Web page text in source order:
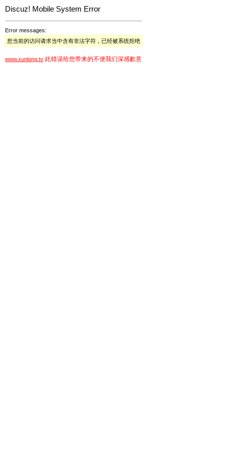
Discuz! Mobile System Error
Error messages:
您当前的访问请求当中含有非法字符，已经被系统拒绝
www.xunlong.tv 此错误给您带来的不便我们深感歉意